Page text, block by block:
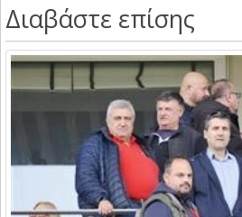
Διαβάστε επίσης